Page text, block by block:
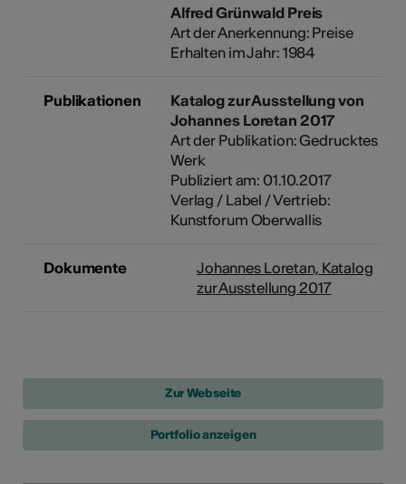
Alfred Grünwald Preis
Art der Anerkennung: Preise
Erhalten im Jahr: 1984
Publikationen
Katalog zur Ausstellung von
Johannes Loretan 2017
Art der Publikation: Gedrucktes
Werk
Publiziert am: 01.10.2017
Verlag / Label / Vertrieb:
Kunstforum Oberwallis
Dokumente
Johannes Loretan, Katalog
zur Ausstellung 2017
Portfolio anzeigen